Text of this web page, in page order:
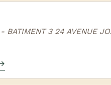
BATIMENT 3 24 AVENUE